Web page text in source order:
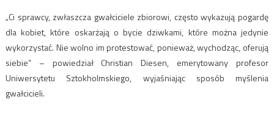
„Ci sprawcy, zwłaszcza gwałciciele zbiorowi, często wykazują pogardę
dla kobiet, które oskarżają o bycie dziwkami, które można jedynie
wykorzystać. Nie wolno im protestować, ponieważ, wychodząc, oferują
siebie” – powiedział Christian Diesen, emerytowany profesor
Uniwersytetu Sztokholmskiego, wyjaśniając sposób myślenia
gwałcicieli.